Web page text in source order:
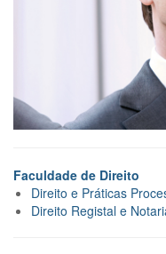
Faculdade de Direito
Direito e Práticas
Direito Registal e